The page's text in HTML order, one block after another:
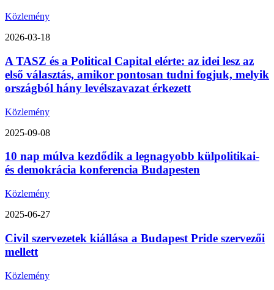
Közlemény
2026-03-18
A TASZ és a Political Capital elérte: az idei lesz az
első választás, amikor pontosan tudni fogjuk, melyik
országból hány levélszavazat érkezett
Közlemény
2025-09-08
10 nap múlva kezdődik a legnagyobb külpolitikai-
és demokrácia konferencia Budapesten
Közlemény
2025-06-27
Civil szervezetek kiállása a Budapest Pride szervezői
mellett
Közlemény